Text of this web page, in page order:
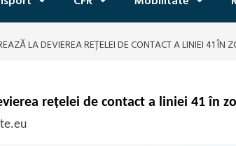
LA DEVIEREA REȚELEI DE CONTACT A LINIEI 41 ÎN
rețelei de contact a liniei 41 în